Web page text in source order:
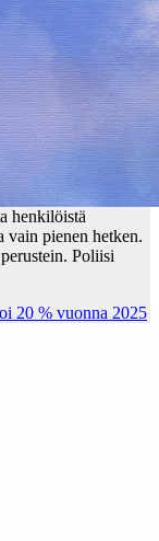
henkilöistä
vain pienen hetken.
Poliisi
20 % vuonna 2025